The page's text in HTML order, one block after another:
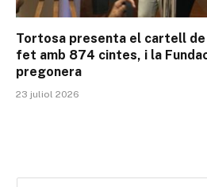
Tortosa presenta el cartell de
fet amb 874 cintes, i la
pregonera
23 juliol 2026